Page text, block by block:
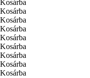
Kosárba
Kosárba
Kosárba
Kosárba
Kosárba
Kosárba
Kosárba
Kosárba
Kosárba